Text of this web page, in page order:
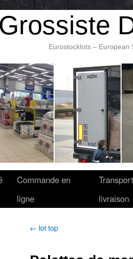
Grossiste
Eurostocklots –
Commande en
ligne
livraison
← lot top